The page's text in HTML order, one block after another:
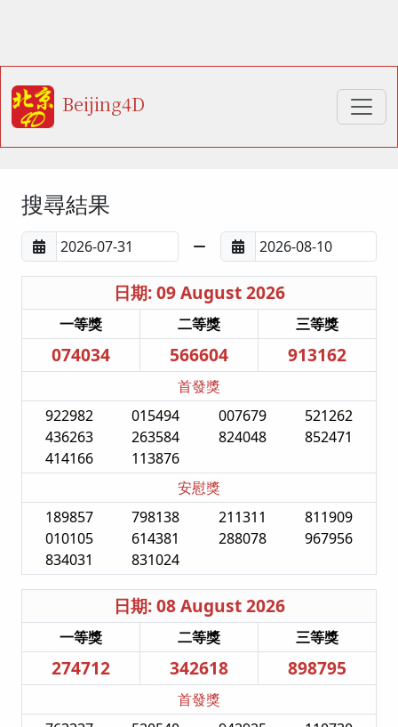
Beijing4D
搜尋結果
日期: 09 August 2026
一等獎 二等獎 三等獎
074034 566604 913162
首發獎
922982
015494 007679
521262
436263
263584 824048
852471
414166
113876
安慰獎
189857
798138 211311
811909
010105
614381 288078
967956
834031
831024
日期: 08 August 2026
一等獎 二等獎 三等獎
274712 342618 898795
首發獎